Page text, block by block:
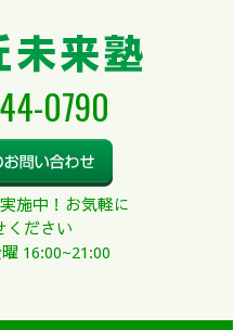
0790
施中！お気軽に
ください
16:00~21:00